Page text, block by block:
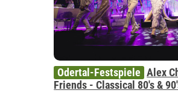
Odertal-Festspiele Alex
Friends - Classical 80's &